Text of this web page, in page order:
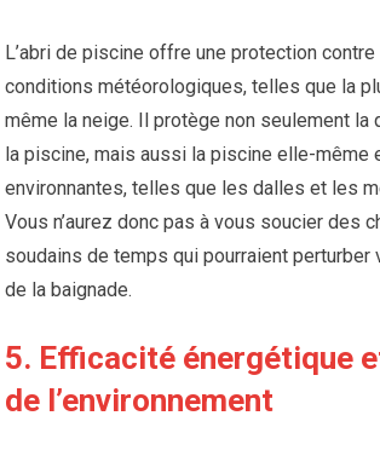
L’abri de piscine offre une protection
conditions météorologiques, telles que la
même la neige. Il protège non seulement la
la piscine, mais aussi la piscine elle-même
environnantes, telles que les dalles et les
Vous n’aurez donc pas à vous soucier des
soudains de temps qui pourraient perturber
de la baignade.
5. Efficacité énergétique
de l’environnement